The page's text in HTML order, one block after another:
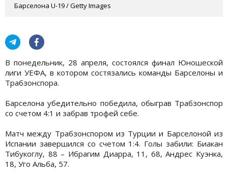
Барселона U-19 / Getty Images
В понедельник, 28 апреля, состоялся финал Юношеской
лиги УЕФА, в котором состязались команды Барселоны и
Трабзонспора.
Барселона убедительно победила, обыграв Трабзонспор
со счетом 4:1 и забрав трофей себе.
Матч между Трабзонспором из Турции и Барселоной из
Испании завершился со счетом 1:4. Голы забили: Биакан
Тибукоглу, 88 – Ибрагим Диарра, 11, 68, Андрес Куэнка,
18, Уго Альба, 57.